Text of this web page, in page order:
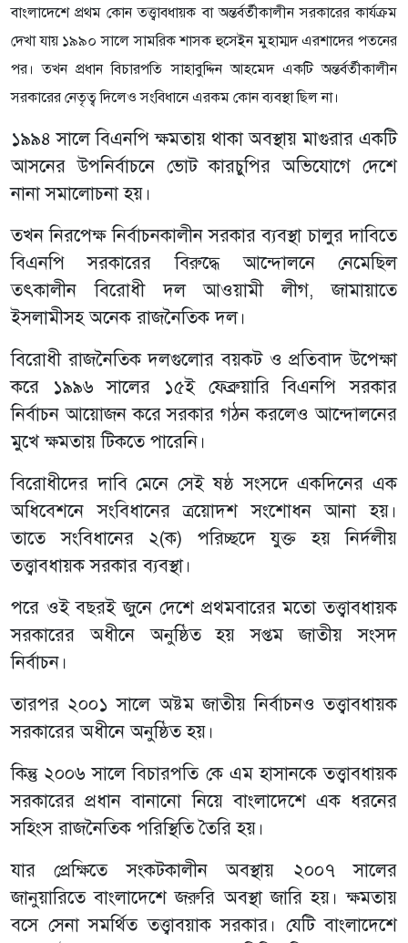
বাংলাদেশে প্রথম কোন তত্ত্বাবধায়ক বা অন্তর্বর্তীকালীন সরকারের কার্যক্রম
দেখা যায় ১৯৯০ সালে সামরিক শাসক হুসেইন মুহাম্মদ এরশাদের পতনের
পর। তখন প্রধান বিচারপতি সাহাবুদ্দিন আহমেদ একটি অন্তর্বর্তীকালীন
সরকারের নেতৃত্ব দিলেও সংবিধানে এরকম কোন ব্যবস্থা ছিল না।
১৯৯৪ সালে বিএনপি ক্ষমতায় থাকা অবস্থায় মাগুরার একটি
আসনের উপনির্বাচনে ভোট কারচুপির অভিযোগে দেশে
নানা সমালোচনা হয়।
তখন নিরপেক্ষ নির্বাচনকালীন সরকার ব্যবস্থা চালুর দাবিতে
বিএনপি সরকারের বিরুদ্ধে আন্দোলনে নেমেছিল
তৎকালীন বিরোধী দল আওয়ামী লীগ, জামায়াতে
ইসলামীসহ অনেক রাজনৈতিক দল।
বিরোধী রাজনৈতিক দলগুলোর বয়কট ও প্রতিবাদ উপেক্ষা
করে ১৯৯৬ সালের ১৫ই ফেব্রুয়ারি বিএনপি সরকার
নির্বাচন আয়োজন করে সরকার গঠন করলেও আন্দোলনের
মুখে ক্ষমতায় টিকতে পারেনি।
বিরোধীদের দাবি মেনে সেই ষষ্ঠ সংসদে একদিনের এক
অধিবেশনে সংবিধানের ত্রয়োদশ সংশোধন আনা হয়।
তাতে সংবিধানের ২(ক) পরিচ্ছদে যুক্ত হয় নির্দলীয়
তত্ত্বাবধায়ক সরকার ব্যবস্থা।
পরে ওই বছরই জুনে দেশে প্রথমবারের মতো তত্ত্বাবধায়ক
সরকারের অধীনে অনুষ্ঠিত হয় সপ্তম জাতীয় সংসদ
নির্বাচন।
তারপর ২০০১ সালে অষ্টম জাতীয় নির্বাচনও তত্ত্বাবধায়ক
সরকারের অধীনে অনুষ্ঠিত হয়।
কিন্তু ২০০৬ সালে বিচারপতি কে এম হাসানকে তত্ত্বাবধায়ক
সরকারের প্রধান বানানো নিয়ে বাংলাদেশে এক ধরনের
সহিংস রাজনৈতিক পরিস্থিতি তৈরি হয়।
যার প্রেক্ষিতে সংকটকালীন অবস্থায় ২০০৭ সালের
জানুয়ারিতে বাংলাদেশে জরুরি অবস্থা জারি হয়। ক্ষমতায়
বসে সেনা সমর্থিত তত্ত্বাবয়াক সরকার। যেটি বাংলাদেশে